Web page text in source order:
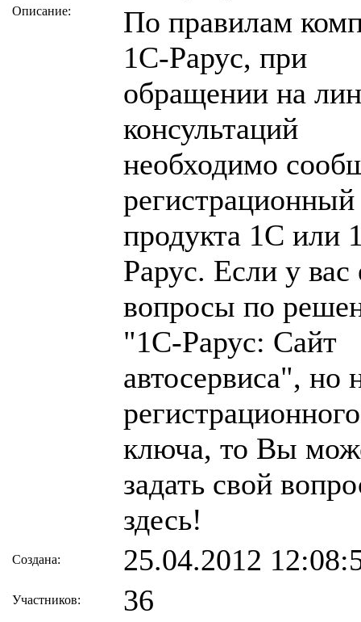
Описание:
По правилам
1С-Рарус, при
обращении на
консультаций
необходимо
продукта 1С или
Рарус. Если у вас
вопросы по
"1C-Рарус: Сайт
автосервиса", но
регистрационного
ключа, то Вы
задать свой
здесь!
Создана: 25.04.2012
Участников: 36